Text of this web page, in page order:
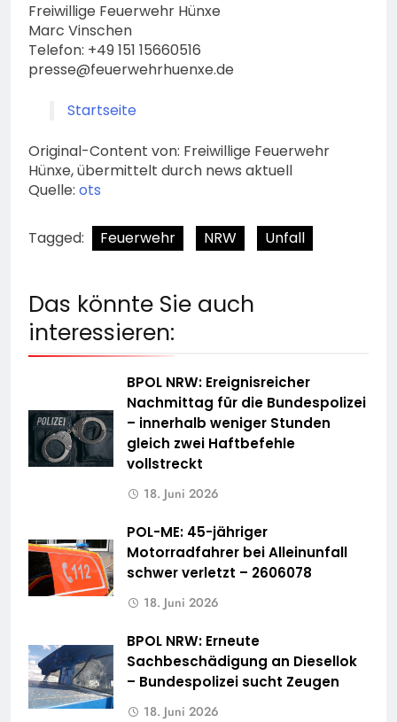
Freiwillige Feuerwehr Hünxe
Marc Vinschen
Telefon: +49 151 15660516
presse@feuerwehrhuenxe.de
Startseite
Original-Content von: Freiwillige Feuerwehr
Hünxe, übermittelt durch news aktuell
Quelle: ots
Tagged: Feuerwehr NRW Unfall
Das könnte Sie auch
interessieren:
BPOL NRW: Ereignisreicher
Nachmittag für die Bundespolizei
– innerhalb weniger Stunden
gleich zwei Haftbefehle
vollstreckt
18. Juni 2026
POL-ME: 45-jähriger
Motorradfahrer bei Alleinunfall
schwer verletzt – 2606078
18. Juni 2026
BPOL NRW: Erneute
Sachbeschädigung an Diesellok
– Bundespolizei sucht Zeugen
18. Juni 2026